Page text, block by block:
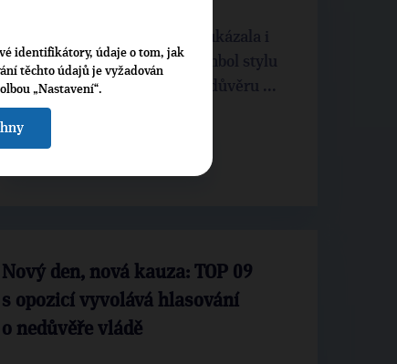
Strana na tiskové konferenci ukázala i
vytištěné SMS zprávy jako symbol stylu
vládnutí této vlády, která ničí důvěru ...
CELÝ ČLÁNEK
Nový den, nová kauza: TOP 09
s opozicí vyvolává hlasování
o nedůvěře vládě
identifikátory, údaje o tom, jak
těchto údajů je vyžadován
„Nastavení“.